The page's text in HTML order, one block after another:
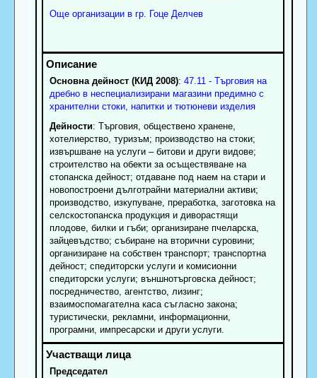
Още организации в гр. Гоце Делчев
Основна дейност (КИД 2008): 47.11 - Търговия на
дребно в неспециализирани магазини предимно с
хранителни стоки, напитки и тютюневи изделия
Дейности: Търговия, обществено хранене,
хотелиерство, туризъм; производство на стоки;
извършване на услуги – битови и други видове;
строителство на обекти за осъществяване на
стопанска дейност; отдаване под наем на стари и
новопостроени дълготрайни материални активи;
производство, изкупуване, преработка, заготовка на
селскостопанска продукция и диворастящи
плодове, билки и гъби; организиране пчеларска,
зайцевъдство; събиране на вторични суровини;
организиране на собствен транспорт; транспортна
дейност; спедиторски услуги и комисионни
спедиторски услуги; външнотърговска дейност;
посредничество, агентство, лизинг;
взаимоспомагателна каса съгласно закона;
туристически, рекламни, информационни,
програмни, импресарски и други услуги.
Председател